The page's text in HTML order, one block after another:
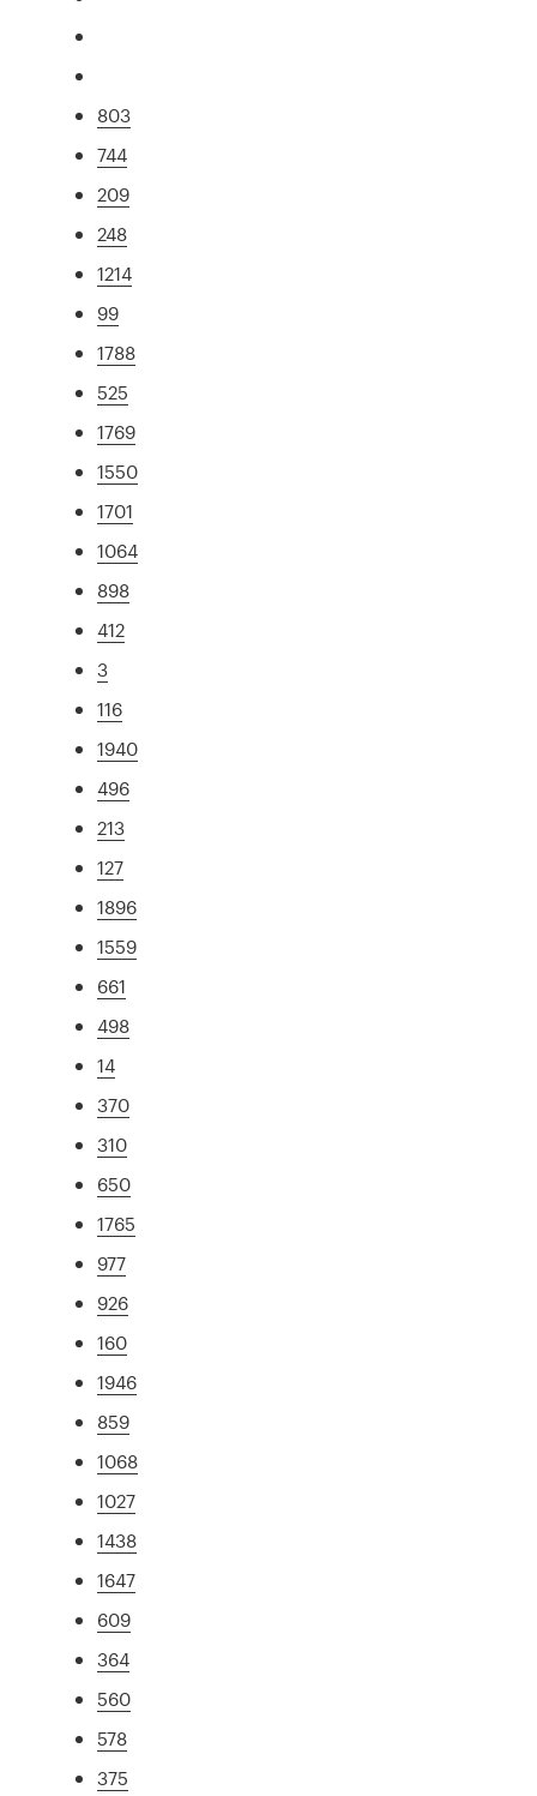
803
744
209
248
1214
99
1788
525
1769
1550
1701
1064
898
412
3
116
1940
496
213
127
1896
1559
661
498
14
370
310
650
1765
977
926
160
1946
859
1068
1027
1438
1647
609
364
560
578
375